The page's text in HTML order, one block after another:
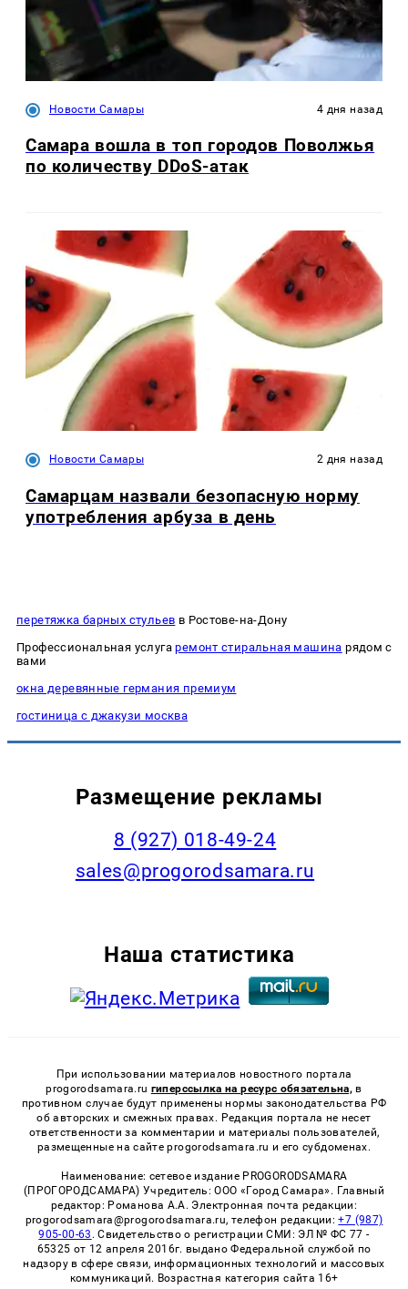
Новости Самары 4 дня назад
Самара вошла в топ городов Поволжья
по количеству DDoS-атак
Новости Самары 2 дня назад
Самарцам назвали безопасную норму
употребления арбуза в день
перетяжка барных стульев в Ростове-на-Дону
Профессиональная услугаремонт стиральная машина рядом с
вами
окна деревянные германия премиум
гостиница с джакузи москва
Размещение рекламы
8 (927) 018-49-24
sales@progorodsamara.ru
Наша статистика
При использовании материалов новостного портала
progorodsamara.ru гиперссылка на ресурс обязательна, в
противном случае будут применены нормы законодательства РФ
об авторских и смежных правах. Редакция портала не несет
ответственности за комментарии и материалы пользователей,
размещенные на сайте progorodsamara.ru и его субдоменах.
Наименование: сетевое издание PROGORODSAMARA
(ПРОГОРОДСАМАРА) Учредитель: ООО «Город Самара». Главный
редактор: Романова А.А. Электронная почта редакции:
progorodsamara@progorodsamara.ru, телефон редакции:+7 (987)
905-00-63 . Свидетельство о регистрации СМИ: ЭЛ № ФС 77 -
65325 от 12 апреля 2016г. выдано Федеральной службой по
надзору в сфере связи, информационных технологий и массовых
коммуникаций. Возрастная категория сайта 16+